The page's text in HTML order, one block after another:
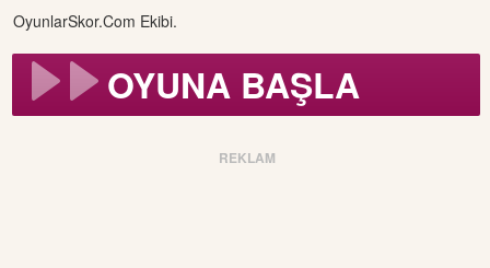
OyunlarSkor.Com Ekibi.
OYUNA BAŞLA
REKLAM